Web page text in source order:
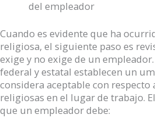
del empleador
Cuando es evidente que ha
religiosa, el siguiente paso es
exige y no exige de un empleador.
federal y estatal establecen un
considera aceptable con respecto
religiosas en el lugar de trabajo.
que un empleador debe: